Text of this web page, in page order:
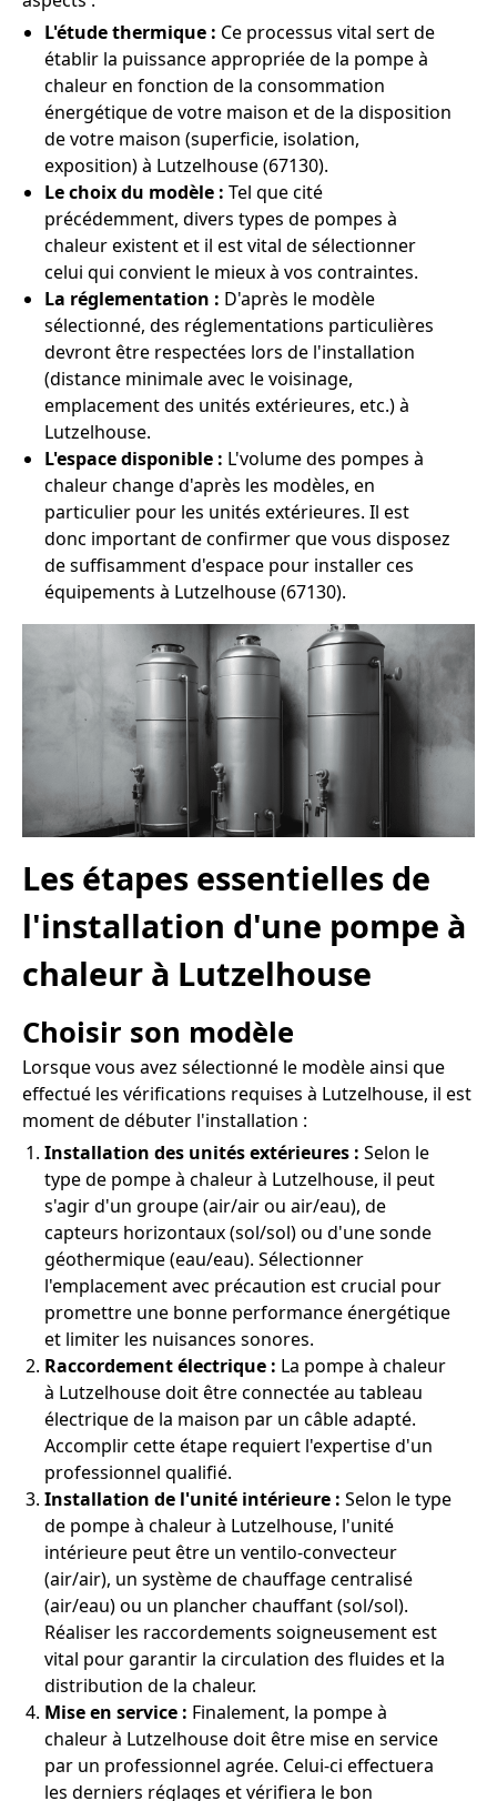
L'étude thermique : Ce processus vital sert de
établir la puissance appropriée de la pompe à
chaleur en fonction de la consommation
énergétique de votre maison et de la disposition
de votre maison (superficie, isolation,
exposition) à Lutzelhouse (67130).
Le choix du modèle : Tel que cité
précédemment, divers types de pompes à
chaleur existent et il est vital de sélectionner
celui qui convient le mieux à vos contraintes.
La réglementation : D'après le modèle
sélectionné, des réglementations particulières
devront être respectées lors de l'installation
(distance minimale avec le voisinage,
emplacement des unités extérieures, etc.) à
Lutzelhouse.
L'espace disponible : L'volume des pompes à
chaleur change d'après les modèles, en
particulier pour les unités extérieures. Il est
donc important de confirmer que vous disposez
de suffisamment d'espace pour installer ces
équipements à Lutzelhouse (67130).
Les étapes essentielles de
l'installation d'une pompe à
chaleur à Lutzelhouse
Choisir son modèle
Lorsque vous avez sélectionné le modèle ainsi que
effectué les vérifications requises à Lutzelhouse, il est
moment de débuter l'installation :
Installation des unités extérieures : Selon le
type de pompe à chaleur à Lutzelhouse, il peut
s'agir d'un groupe (air/air ou air/eau), de
capteurs horizontaux (sol/sol) ou d'une sonde
géothermique (eau/eau). Sélectionner
l'emplacement avec précaution est crucial pour
promettre une bonne performance énergétique
et limiter les nuisances sonores.
Raccordement électrique : La pompe à chaleur
à Lutzelhouse doit être connectée au tableau
électrique de la maison par un câble adapté.
Accomplir cette étape requiert l'expertise d'un
professionnel qualifié.
Installation de l'unité intérieure : Selon le type
de pompe à chaleur à Lutzelhouse, l'unité
intérieure peut être un ventilo-convecteur
(air/air), un système de chauffage centralisé
(air/eau) ou un plancher chauffant (sol/sol).
Réaliser les raccordements soigneusement est
vital pour garantir la circulation des fluides et la
distribution de la chaleur.
Mise en service : Finalement, la pompe à
chaleur à Lutzelhouse doit être mise en service
par un professionnel agrée. Celui-ci effectuera
les derniers réglages et vérifiera le bon